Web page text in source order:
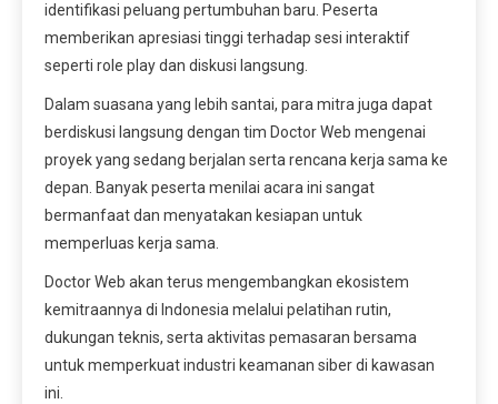
identifikasi peluang pertumbuhan baru. Peserta
memberikan apresiasi tinggi terhadap sesi interaktif
seperti role play dan diskusi langsung.
Dalam suasana yang lebih santai, para mitra juga dapat
berdiskusi langsung dengan tim Doctor Web mengenai
proyek yang sedang berjalan serta rencana kerja sama ke
depan. Banyak peserta menilai acara ini sangat
bermanfaat dan menyatakan kesiapan untuk
memperluas kerja sama.
Doctor Web akan terus mengembangkan ekosistem
kemitraannya di Indonesia melalui pelatihan rutin,
dukungan teknis, serta aktivitas pemasaran bersama
untuk memperkuat industri keamanan siber di kawasan
ini.